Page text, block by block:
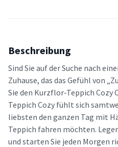
Beschreibung
Sind Sie auf der Suche nach
Zuhause, das das Gefühl von
Sie den Kurzflor-Teppich Cozy
Teppich Cozy fühlt sich
liebsten den ganzen Tag mit
Teppich fahren möchten.
und starten Sie jeden Morgen